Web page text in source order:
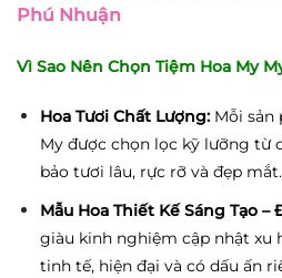
Phú Nhuận
Vì Sao Nên Chọn Tiệm Hoa My
Hoa Tươi Chất Lượng:Mỗi sản
My được chọn lọc kỹ lưỡng từ
bảo tươi lâu, rực rỡ và đẹp mắt.
Mẫu Hoa Thiết Kế Sáng Tạo –
giàu kinh nghiệm cập nhật xu
tinh tế, hiện đại và có dấu ấn